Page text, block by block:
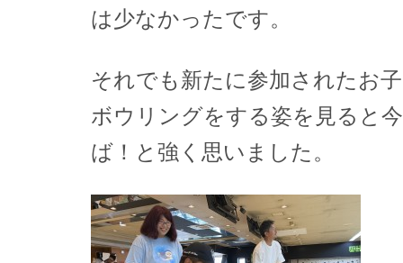
は少なかったです。
それでも新たに参加されたお
ボウリングをする姿を見ると
ば！と強く思いました。